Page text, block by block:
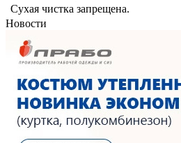
Сухая чистка запрещена.
Новости